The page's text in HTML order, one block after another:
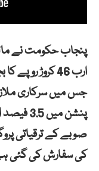
ارب 46 کروڑ
پنشن
کی سفارش کی گئی